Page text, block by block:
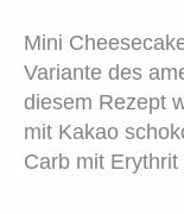
Mini
Variante des
diesem Rezept
mit Kakao
Carb mit Erythrit